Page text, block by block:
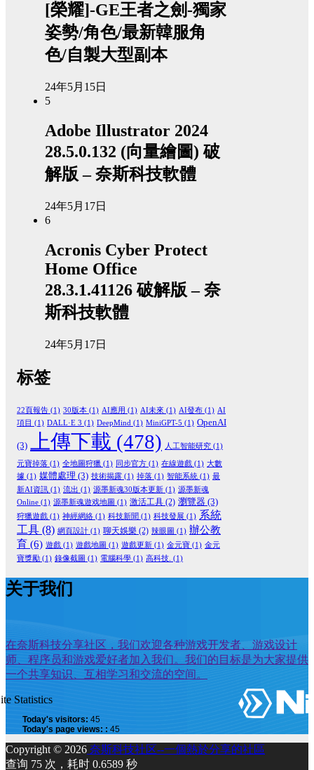
[榮耀]-GE王者之劍-獨家
姿勢/角色/最新韓服角
色/自製大型副本
24年5月15日
5
Adobe Illustrator 2024
28.5.0.132 (向量繪圖) 破
解版 – 奈斯科技軟體
24年5月17日
6
Acronis Cyber Protect
Home Office
28.3.1.41126 破解版 – 奈
斯科技軟體
24年5月17日
标签
22頁報告 (1) 30版本 (1) AI應用 (1) AI未來 (1) AI發布 (1) AI
項目 (1) DALL·E 3 (1) DeepMind (1) MiniGPT-5 (1) OpenAI
(3) 上傳下載 (478) 人工智能研究 (1)
元寶掉落 (1) 全地圖狩獵 (1) 同步官方 (1) 在線遊戲 (1) 大數
據 (1) 媒體處理 (3) 技術揭露 (1) 掉落 (1) 智能系統 (1) 最
新AI資訊 (1) 流出 (1) 源墨新魂30版本更新 (1) 源墨新魂
Online (1) 源墨新魂遊戏地圖 (1) 激活工具 (2) 瀏覽器 (3)
狩獵遊戲 (1) 神經網絡 (1) 科技新聞 (1) 科技發展 (1) 系統
工具 (8) 網頁設計 (1) 聊天娛樂 (2) 辣眼圖 (1) 辦公教
育 (6) 遊戲 (1) 遊戲地圖 (1) 遊戲更新 (1) 金元寶 (1) 金元
寶獎勵 (1) 錄像截圖 (1) 電腦科學 (1) 高科技. (1)
关于我们
在奈斯科技分享社区，我们欢迎各种游戏开发者、游戏设计
师、程序员和游戏爱好者加入我们。我们的目标是为大家提供
一个共享知识、互相学习和交流的空间。
Statistics
Today's visitors: 45
Today's page views: : 45
Copyright © 2026 奈斯科技社区--一個熱於分享的社區
查询 75 次，耗时 0.6589 秒